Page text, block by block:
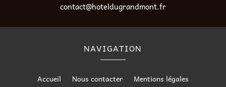
contact@hoteldugrandmont.fr
NAVIGATION
Accueil Nous contacter
Mentions légales